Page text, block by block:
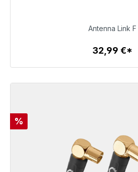
Zum Artikel
Antenna Link F
32,99 €*
Rabatt
%